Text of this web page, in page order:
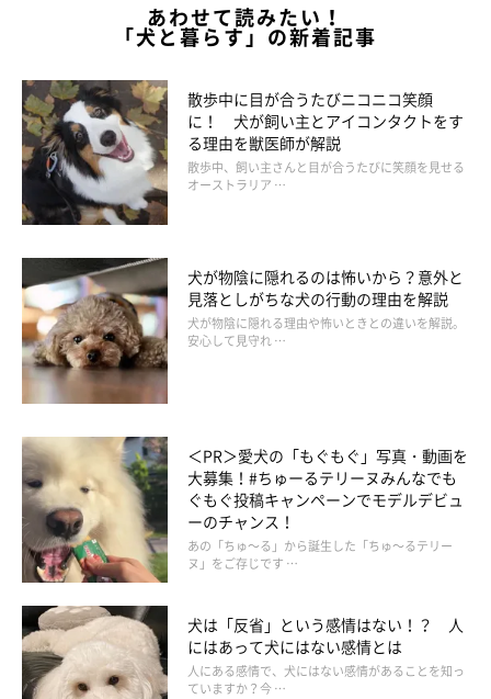
になっている、寝るのが好き、体に痛みがある、遊んだり外に出
ることが好きではないなどが考えられます。
Q.犬の運動不足解消のためにできることは？
あわせて読みたい！
「犬と暮らす」の新着記事
散歩中に目が合うたびニコニコ笑顔
に！ 犬が飼い主とアイコンタクトをす
る理由を獣医師が解説
散歩中、飼い主さんと目が合うたびに笑顔を見せる
オーストラリア …
犬が物陰に隠れるのは怖いから？意外と
見落としがちな犬の行動の理由を解説
犬が物陰に隠れる理由や怖いときとの違いを解説。
安心して見守れ …
＜PR＞愛犬の「もぐもぐ」写真・動画を
大募集！#ちゅーるテリーヌみんなでも
ぐもぐ投稿キャンペーンでモデルデビュ
ーのチャンス！
あの「ちゅ～る」から誕生した「ちゅ～るテリー
ヌ」をご存じです …
犬は「反省」という感情はない！？ 人
にはあって犬にはない感情とは
人にある感情で、犬にはない感情があることを知っ
ていますか？今 …